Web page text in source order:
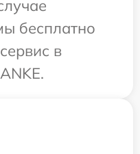
бесплатно
в